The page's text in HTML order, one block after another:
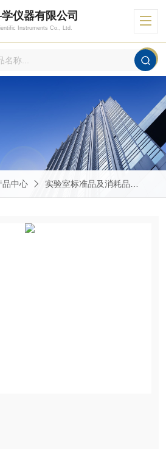
仪器有限公司
Instruments Co., Ltd.
品中心 实验室标准品及消耗品